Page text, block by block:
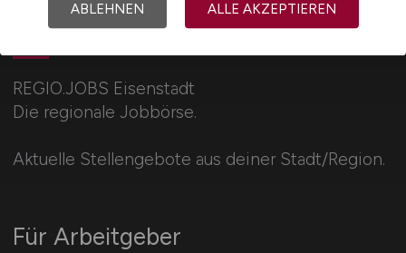
REGIO.JOBS
REGIO.JOBS Eisenstadt
Die regionale Jobbörse.
Aktuelle Stellengebote aus deiner Stadt/Region.
Für Arbeitgeber
ABLEHNEN ALLE AKZEPTIEREN